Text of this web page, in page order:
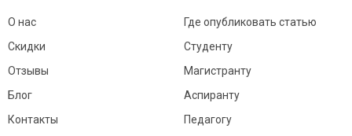
О нас
Скидки
Отзывы
Блог
Контакты
Где опубликовать статью
Студенту
Магистранту
Аспиранту
Педагогу